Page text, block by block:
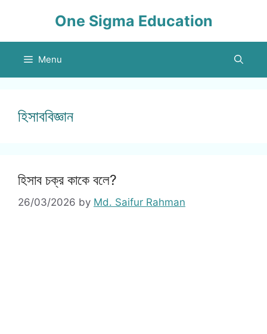
One Sigma Education
Menu
হিসাববিজ্ঞান
হিসাব চক্র কাকে বলে?
26/03/2026 by Md. Saifur Rahman